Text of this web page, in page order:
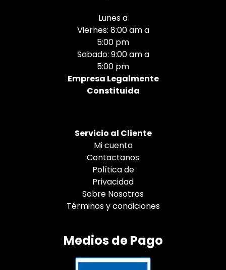
Lunes a
Viernes: 8:00 am a
5:00 pm
Sabado: 9:00 am a
5:00 pm
Empresa Legalmente
Constituida
Servicio al Cliente
Mi cuenta
Contactanos
Política de
Privacidad
Sobre Nosotros
Términos y condiciones
Medios de Pago